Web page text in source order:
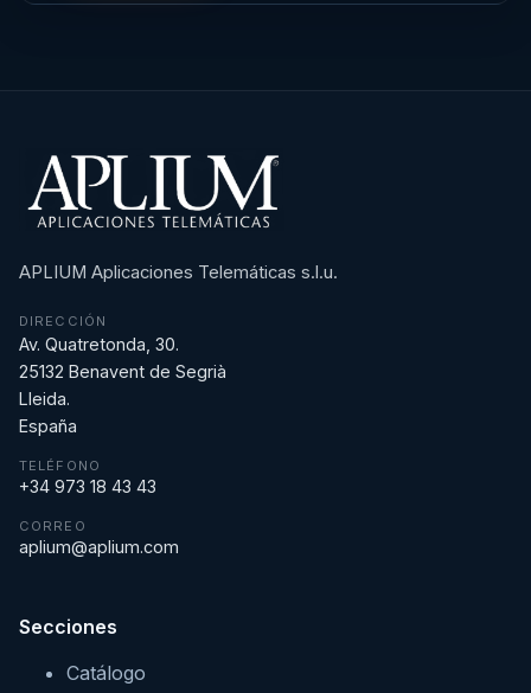
APLIUM Aplicaciones Telemáticas s.l.u.
DIRECCIÓN
Av. Quatretonda, 30.
25132 Benavent de Segrià
Lleida.
España
TELÉFONO
+34 973 18 43 43
CORREO
aplium@aplium.com
Secciones
Catálogo